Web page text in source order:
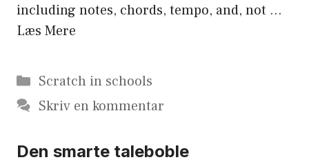
including notes, chords, tempo, and, not …
Læs Mere
Kategorier
Scratch in schools
Skriv en kommentar
Den smarte taleboble